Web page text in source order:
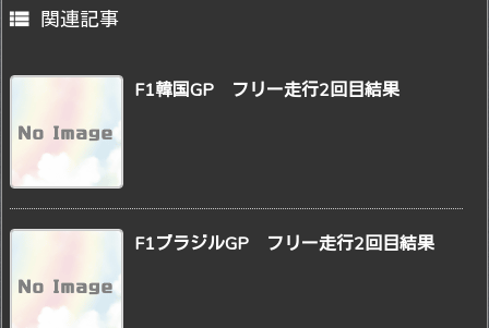
 関連記事
F1韓国GP フリー走行2回目結果
F1ブラジルGP フリー走行2回目結果